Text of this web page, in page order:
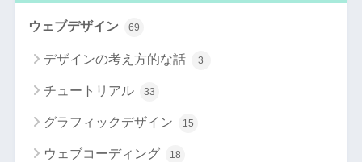
ウェブデザイン 69
デザインの考え方的な話 3
チュートリアル 33
グラフィックデザイン 15
ウェブコーディング 18